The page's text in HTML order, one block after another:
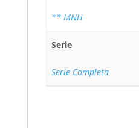
** MNH
Serie
Serie Completa